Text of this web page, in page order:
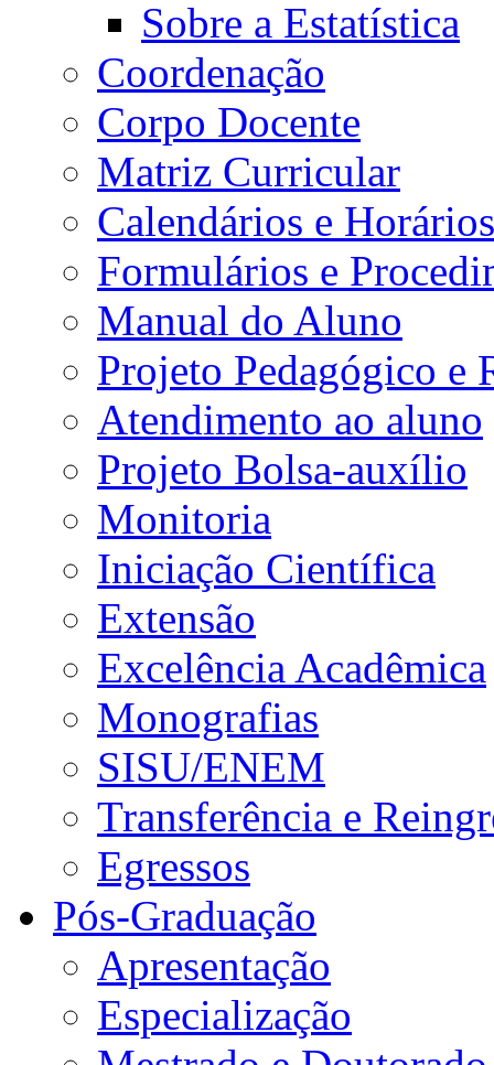
Sobre a Estatística
Coordenação
Corpo Docente
Matriz Curricular
Calendários e Horários
Formulários e
Manual do Aluno
Projeto Pedagógico e
Atendimento ao aluno
Projeto Bolsa-auxílio
Monitoria
Iniciação Científica
Extensão
Excelência Acadêmica
Monografias
SISU/ENEM
Transferência e
Egressos
Pós-Graduação
Apresentação
Especialização